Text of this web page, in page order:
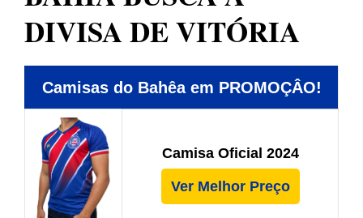
DIVISA DE VITÓRIA
Camisas do Bahêa em PROMOÇÂO!
Camisa Oficial 2024
Ver Melhor Preço